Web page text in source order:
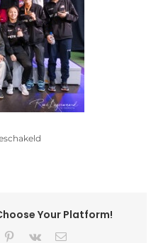
Your Platform!
Pinterest
Vk
E-